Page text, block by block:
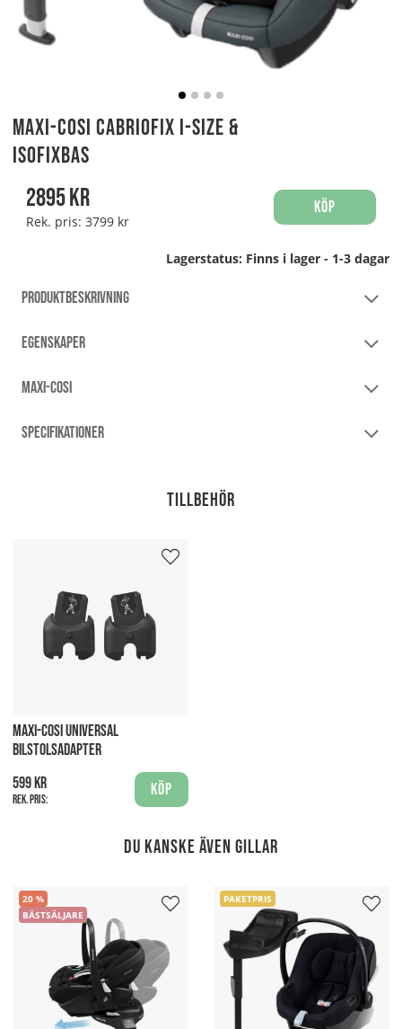
Maxi-Cosi Cabriofix i-Size &
isofixbas
2895kr
Rek. pris: 3799 kr
Köp
Lagerstatus: Finns i lager - 1-3 dagar
PRODUKTBESKRIVNING
EGENSKAPER
MAXI-COSI
SPECIFIKATIONER
Tillbehör
MAXI-COSI UNIVERSAL
BILSTOLSADAPTER
599 kr
Rek. pris:
Köp
Du kanske även gillar
20
BÄSTSÄLJARE
PAKETPRIS